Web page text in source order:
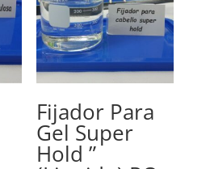
Fijador Para
Gel Super
Hold ”